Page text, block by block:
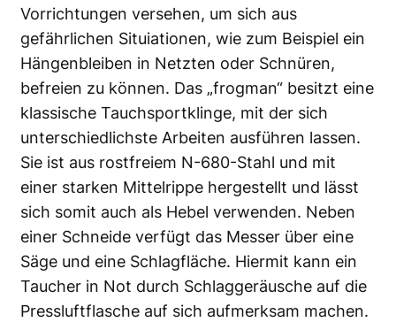
Vorrichtungen versehen, um sich aus
gefährlichen Situiationen, wie zum Beispiel ein
Hängenbleiben in Netzten oder Schnüren,
befreien zu können. Das „frogman“ besitzt eine
klassische Tauchsportklinge, mit der sich
unterschiedlichste Arbeiten ausführen lassen.
Sie ist aus rostfreiem N-680-Stahl und mit
einer starken Mittelrippe hergestellt und lässt
sich somit auch als Hebel verwenden. Neben
einer Schneide verfügt das Messer über eine
Säge und eine Schlagfläche. Hiermit kann ein
Taucher in Not durch Schlaggeräusche auf die
Pressluftflasche auf sich aufmerksam machen.